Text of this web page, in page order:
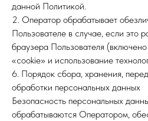
данной Политикой.
2. Оператор обрабатывает
Пользователе в случае, если это
браузера Пользователя
«cookie» и использование
6. Порядок сбора, хранения,
обработки персональных данных
Безопасность персональных
обрабатываются Оператором,